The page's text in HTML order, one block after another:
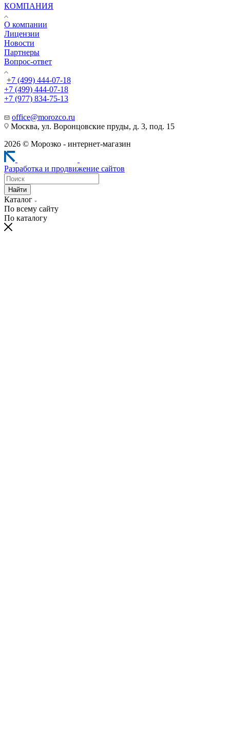
КОМПАНИЯ
О компании
Лицензии
Новости
Партнеры
Вопрос-ответ
+7 (499) 444-07-18
+7 (499) 444-07-18
+7 (977) 834-75-13
office@morozco.ru
Москва, ул. Воронцовские пруды, д. 3, под. 15
2026 © Морозко - интернет-магазин
Разработка и продвижение сайтов
Найти
Каталог
По всему сайту
По каталогу